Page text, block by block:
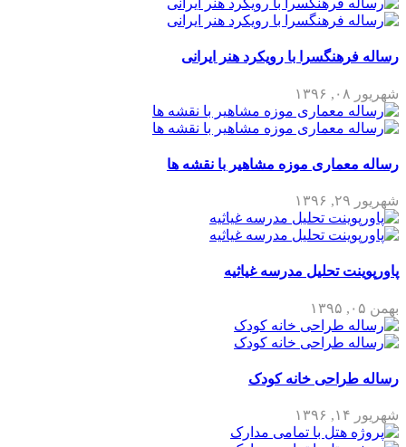
رساله فرهنگسرا با رویکرد هنر ایرانی
شهریور ۰۸, ۱۳۹۶
رساله معماری موزه مشاهیر با نقشه ها
شهریور ۲۹, ۱۳۹۶
پاورپوینت تحلیل مدرسه غیاثیه
بهمن ۰۵, ۱۳۹۵
رساله طراحی خانه کودک
شهریور ۱۴, ۱۳۹۶